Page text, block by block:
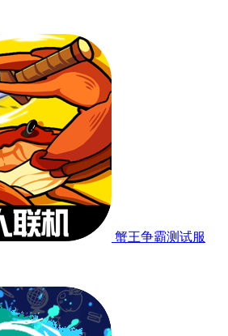
蟹王争霸测试服